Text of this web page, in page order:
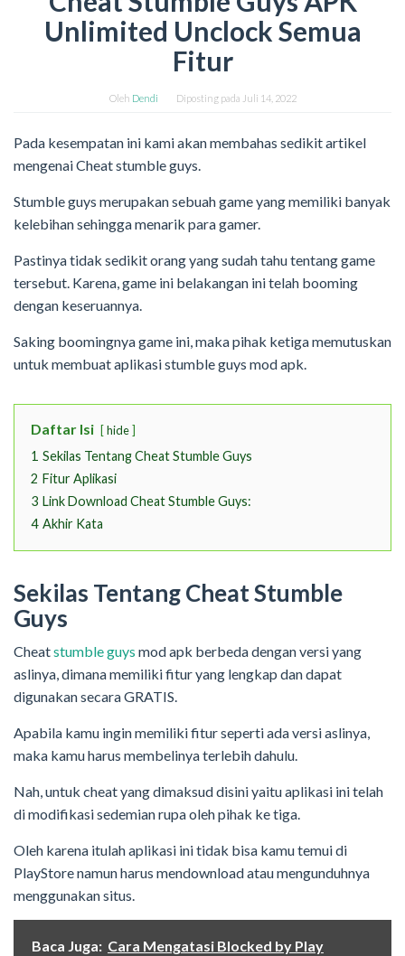
Unlimited Unclock Semua
Fitur
Oleh Dendi Diposting pada Juli 14, 2022
Pada kesempatan ini kami akan membahas sedikit artikel
mengenai Cheat stumble guys.
Stumble guys merupakan sebuah game yang memiliki banyak
kelebihan sehingga menarik para gamer.
Pastinya tidak sedikit orang yang sudah tahu tentang game
tersebut. Karena, game ini belakangan ini telah booming
dengan keseruannya.
Saking boomingnya game ini, maka pihak ketiga memutuskan
untuk membuat aplikasi stumble guys mod apk.
Daftar Isi hide
1 Sekilas Tentang Cheat Stumble Guys
2 Fitur Aplikasi
3 Link Download Cheat Stumble Guys:
4 Akhir Kata
Sekilas Tentang Cheat Stumble
Guys
Cheatstumble guys mod apk berbeda dengan versi yang
aslinya, dimana memiliki fitur yang lengkap dan dapat
digunakan secara GRATIS.
Apabila kamu ingin memiliki fitur seperti ada versi aslinya,
maka kamu harus membelinya terlebih dahulu.
Nah, untuk cheat yang dimaksud disini yaitu aplikasi ini telah
di modifikasi sedemian rupa oleh pihak ke tiga.
Oleh karena itulah aplikasi ini tidak bisa kamu temui di
PlayStore namun harus mendownload atau mengunduhnya
menggunakan situs.
Baca Juga: Cara Mengatasi Blocked by Play